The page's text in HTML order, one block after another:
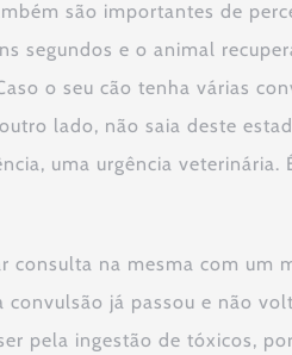
são importantes de
segundos e o animal
o seu cão tenha várias
lado, não saia deste
uma urgência veterinária.
consulta na mesma com um
já passou e não
pela ingestão de tóxicos,